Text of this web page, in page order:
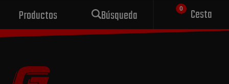
Productos Búsqueda Cesta
Escape deportivo
para tu motocicleta